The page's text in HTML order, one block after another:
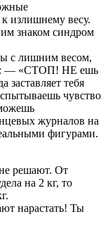
излишнему весу.
знаком синдром
с лишним весом,
— «СТОП! НЕ ешь
заставляет тебя
чувство
журналов на
фигурами.
решают. От
на 2 кг, то
нарастать! Ты